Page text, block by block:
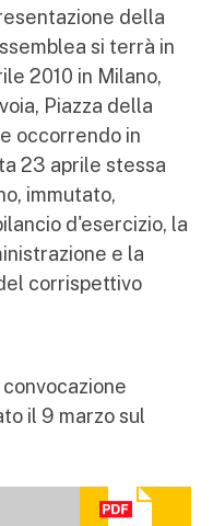
della
si terrà in
2010 in Milano,
Piazza della
occorrendo in
23 aprile stessa
immutato,
d'esercizio, la
e la
corrispettivo
il 9 marzo sul